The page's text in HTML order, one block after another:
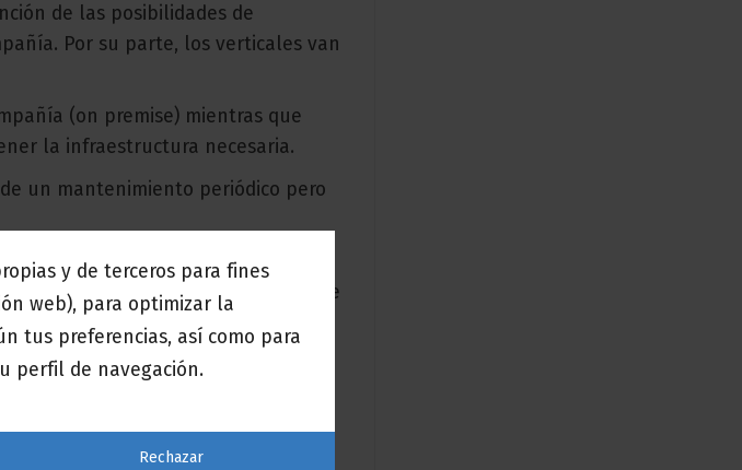
de las posibilidades de
Por su parte, los verticales van
(on premise) mientras que
la infraestructura necesaria.
un mantenimiento periódico pero
En los casos de licencia
va a permitir una gestión óptima de
Es una herramienta quepuede
y de terceros para fines
web), para optimizar la
tus preferencias, así como para
perfil de navegación.
Rechazar